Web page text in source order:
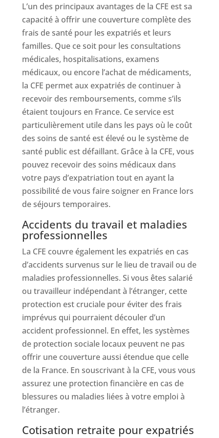
L’un des principaux avantages de la CFE est sa
capacité à offrir une couverture complète des
frais de santé pour les expatriés et leurs
familles. Que ce soit pour les consultations
médicales, hospitalisations, examens
médicaux, ou encore l’achat de médicaments,
la CFE permet aux expatriés de continuer à
recevoir des remboursements, comme s’ils
étaient toujours en France. Ce service est
particulièrement utile dans les pays où le coût
des soins de santé est élevé ou le système de
santé public est défaillant. Grâce à la CFE, vous
pouvez recevoir des soins médicaux dans
votre pays d’expatriation tout en ayant la
possibilité de vous faire soigner en France lors
de séjours temporaires.
Accidents du travail et maladies
professionnelles
La CFE couvre également les expatriés en cas
d’accidents survenus sur le lieu de travail ou de
maladies professionnelles. Si vous êtes salarié
ou travailleur indépendant à l’étranger, cette
protection est cruciale pour éviter des frais
imprévus qui pourraient découler d’un
accident professionnel. En effet, les systèmes
de protection sociale locaux peuvent ne pas
offrir une couverture aussi étendue que celle
de la France. En souscrivant à la CFE, vous vous
assurez une protection financière en cas de
blessures ou maladies liées à votre emploi à
l’étranger.
Cotisation retraite pour expatriés